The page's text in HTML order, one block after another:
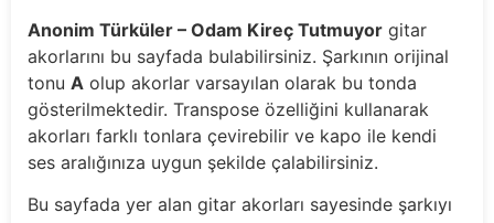
Anonim Türküler – Odam Kireç Tutmuyor gitar
akorlarını bu sayfada bulabilirsiniz. Şarkının orijinal
tonu A olup akorlar varsayılan olarak bu tonda
gösterilmektedir. Transpose özelliğini kullanarak
akorları farklı tonlara çevirebilir ve kapo ile kendi
ses aralığınıza uygun şekilde çalabilirsiniz.
Bu sayfada yer alan gitar akorları sayesinde şarkıyı